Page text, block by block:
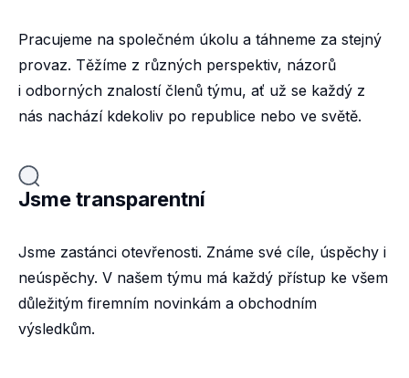
Pracujeme na společném úkolu a táhneme za stejný
provaz. Těžíme z různých perspektiv, názorů
i odborných znalostí členů týmu, ať už se každý z
nás nachází kdekoliv po republice nebo ve světě.
Jsme transparentní
Jsme zastánci otevřenosti. Známe své cíle, úspěchy i
neúspěchy. V našem týmu má každý přístup ke všem
důležitým firemním novinkám a obchodním
výsledkům.